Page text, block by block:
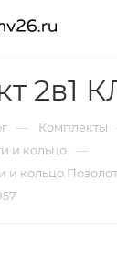
2в1
— Комплекты
и кольцо —
и